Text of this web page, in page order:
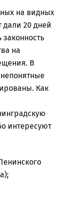
на видных
дали 20 дней
законность
на
В
Как
интересуют